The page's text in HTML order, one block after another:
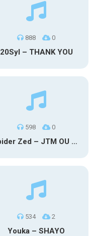
888 0
20Syl – THANK YOU
598 0
Spider Zed – JTM OU TG
534 2
Youka – SHAYO